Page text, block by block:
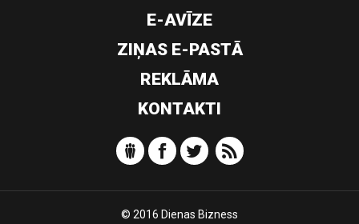
E-AVĪZE
ZIŅAS E-PASTĀ
REKLĀMA
KONTAKTI
© 2016 Dienas Bizness